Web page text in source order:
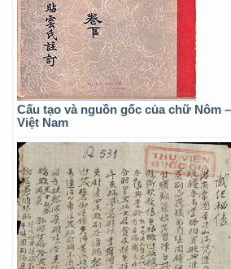
Cấu tạo và nguồn gốc của chữ Nôm
Việt Nam